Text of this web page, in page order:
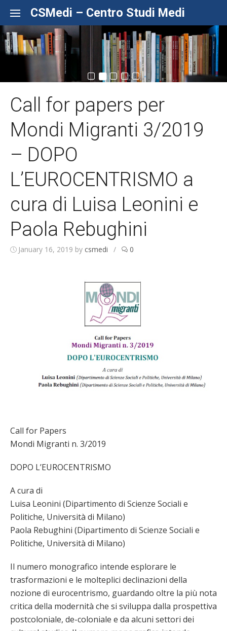
CSMedi – Centro Studi Medi
Call for papers per
Mondi Migranti 3/2019
– DOPO
L’EUROCENTRISMO a
cura di Luisa Leonini e
Paola Rebughini
January 16, 2019 by csmedi / 0
Call for Papers
Mondi Migranti n. 3/2019
DOPO L’EUROCENTRISMO
A cura di
Luisa Leonini (Dipartimento di Scienze Sociali e
Politiche, Università di Milano)
Paola Rebughini (Dipartimento di Scienze Sociali e
Politiche, Università di Milano)
Il numero monografico intende esplorare le
trasformazioni e le molteplici declinazioni della
nozione di eurocentrismo, guardando oltre la più nota
critica della modernità che si sviluppa dalla prospettiva
postcoloniale, de-coloniale e da alcuni settori dei